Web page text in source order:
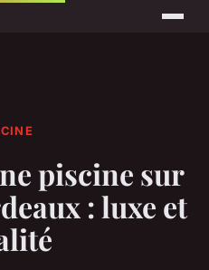
piscine sur
: luxe et